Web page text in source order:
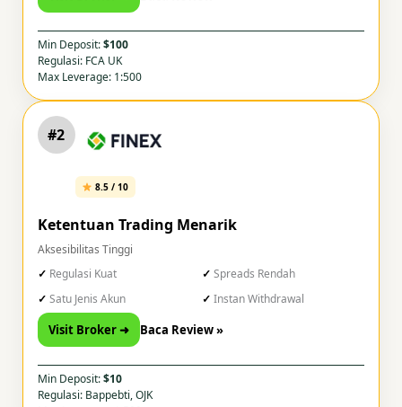
Min Deposit:$100
Regulasi: FCA UK
Max Leverage: 1:500
#2
8.5 / 10
Ketentuan Trading Menarik
Aksesibilitas Tinggi
Regulasi Kuat
Spreads Rendah
Satu Jenis Akun
Instan Withdrawal
Visit Broker ➜ Baca Review »
Min Deposit:$10
Regulasi: Bappebti, OJK